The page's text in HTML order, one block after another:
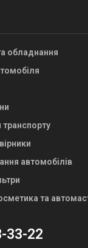
обладнання
транспорту
автомобілів
та
33-22